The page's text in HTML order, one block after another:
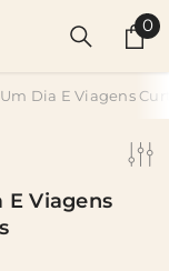
00
Dia E Viagens
E Viagens